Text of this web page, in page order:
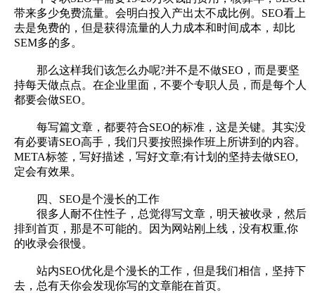
带来多少免费流量。会明白投入产出太不成比例。SEO看上
去是免费的，但是获得流量的人力成本和时间成本，却比
SEM多的多。
那么这样我们该怎么办呢?并不是不做SEO，而是要坚
持每天做点点。在企业里面，不要个专职人员，而是每个人
都要会做SEO。
每写篇文章，都要符合SEO的标准，这是关键。其实没
有必要请SEO高手，我们只要按照操作班上所讲到的内容。
META标签，写好描述，写好文章;有计划的坚持去做SEO,
定会有效果。
四、SEO是个漫长的工作
很多人耐不住性子，总觉得写文章，明天被收录，然后
排到首页，那是不可能的。因为网站刚上线，没有权重,你
的收录会很慢。
站内SEO优化是个漫长的工作，但是我们相信，坚持下
去，总有天你会发现你写的文章能在首页。